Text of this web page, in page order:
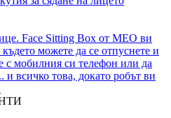
Face Sitting Box от MEO ви
можете да се отпуснете и
с мобилния си телефон или да
и всичко това, докато робът ви